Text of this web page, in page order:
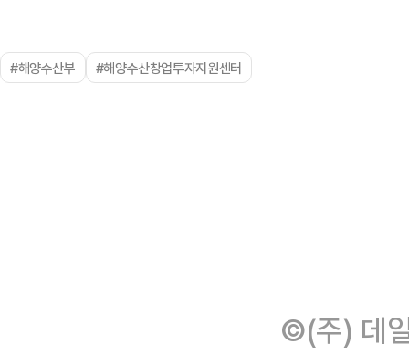
#해양수산부 #해양수산창업투자지원센터
©(주) 데